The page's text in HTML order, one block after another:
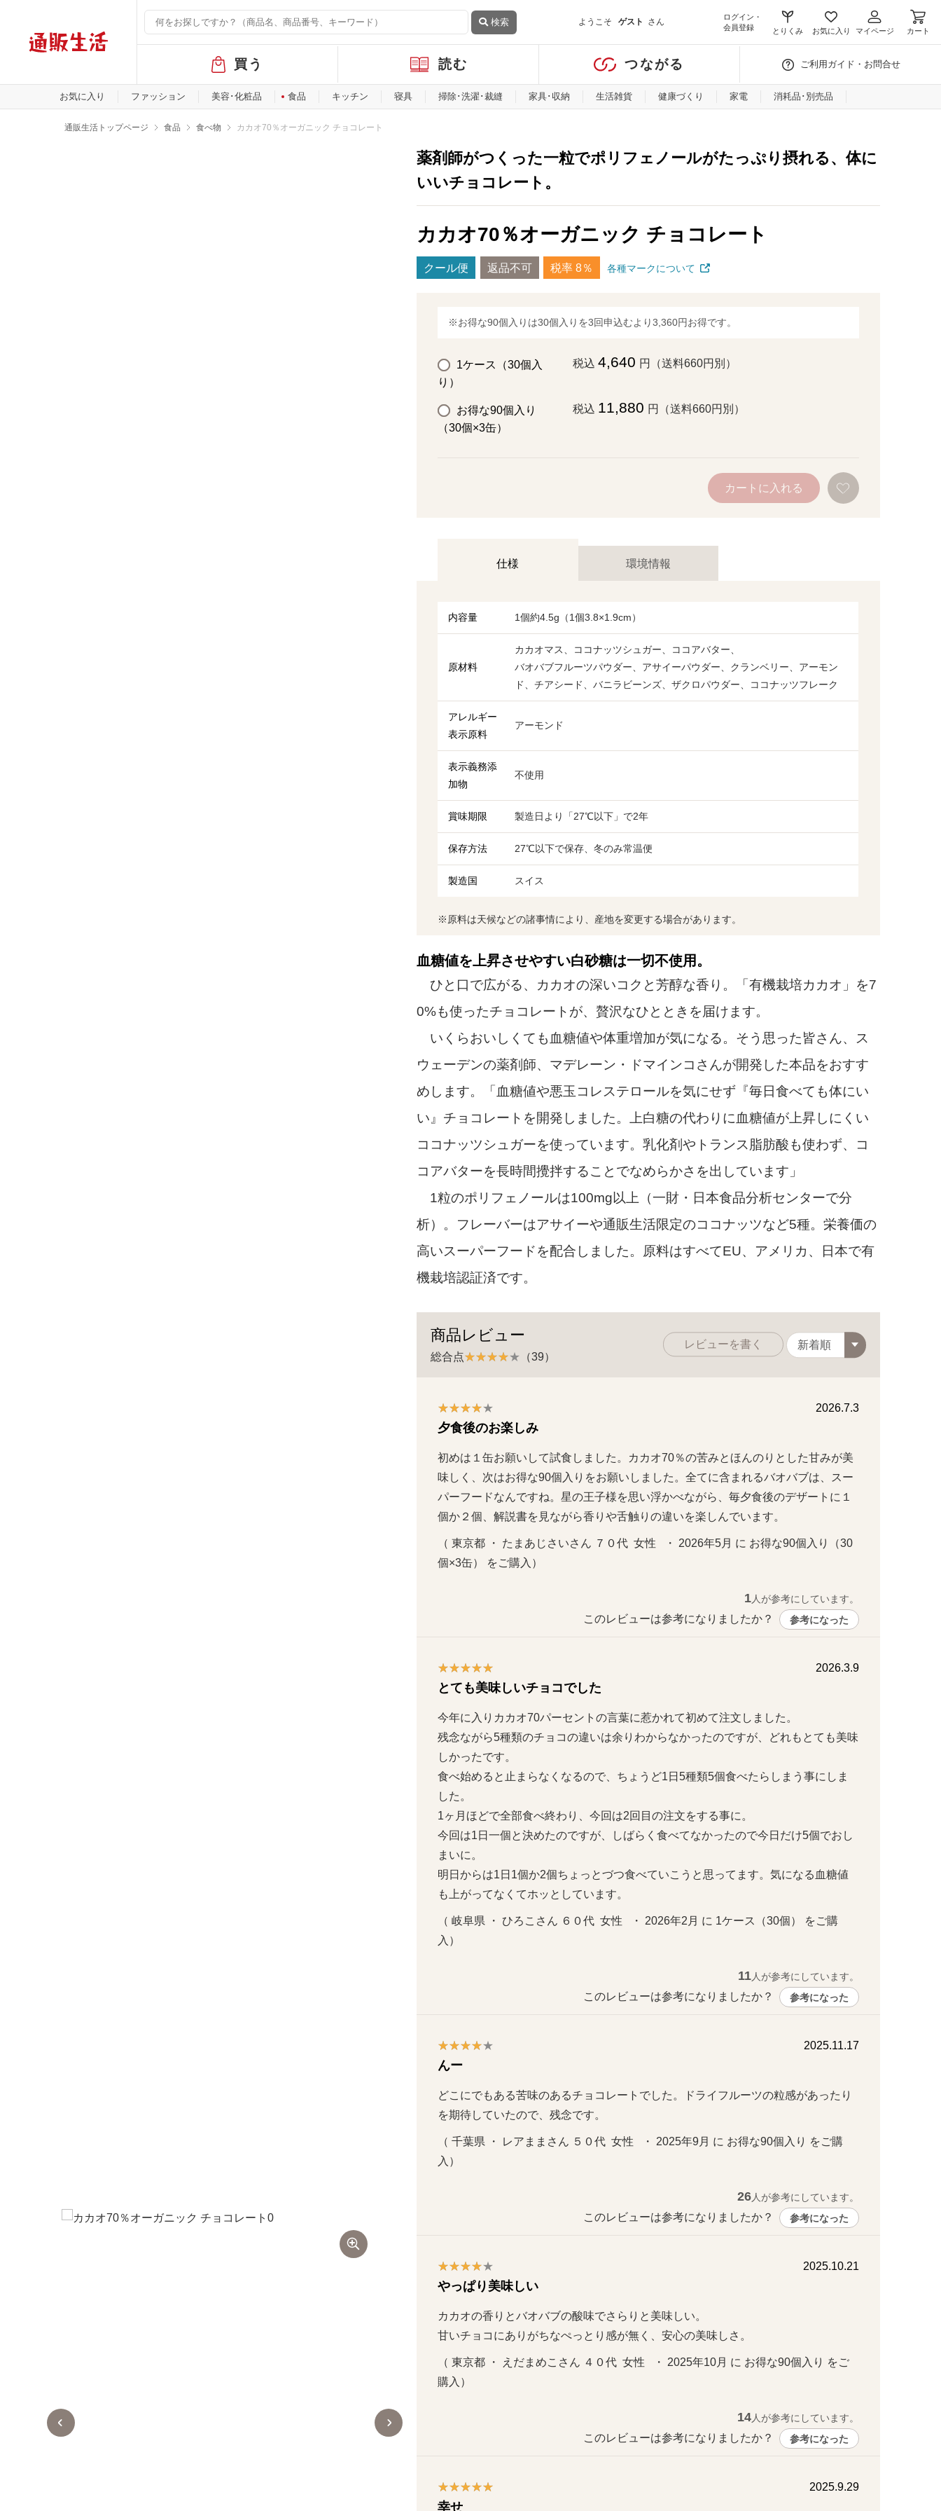
検索 ようこそ ゲスト さん
ログイン・
会員登録
とりくみ お気に入り マイページ カート
バ
ル
メ
買う 読む つながる ご利用ガイド・お問合せ
お気に入り ファッション 美容･化粧品 食品 キッチン 寝具 掃除･洗濯･裁縫 家具･収納 生活雑貨 健康づくり 家電 消耗品･別売品
通販生活トップページ 食品 食べ物 カカオ70％オーガニック チョコレート
薬剤師がつくった一粒でポリフェノールがたっぷり摂れる、体に
いいチョコレート。
カカオ70％オーガニック チョコレート
クール便 返品不可 税率 8％ 各種マークについて
※お得な90個入りは30個入りを3回申込むより3,360円お得です。
1ケース（30個入
り）
税込 4,640 円（送料660円別）
お得な90個入り
（30個×3缶）
税込 11,880 円（送料660円別）
カートに入れる
仕様 環境情報
内容量 1個約4.5g（1個3.8×1.9cm）
原材料
カカオマス、ココナッツシュガー、ココアバター、
バオバブフルーツパウダー、アサイーパウダー、クランベリー、アーモン
ド、チアシード、バニラビーンズ、ザクロパウダー、ココナッツフレーク
アレルギー
表示原料
アーモンド
表示義務添
加物
不使用
賞味期限 製造日より「27℃以下」で2年
保存方法 27℃以下で保存、冬のみ常温便
製造国 スイス
※原料は天候などの諸事情により、産地を変更する場合があります。
血糖値を上昇させやすい白砂糖は一切不使用。
ひと口で広がる、カカオの深いコクと芳醇な香り。「有機栽培カカオ」を7
0%も使ったチョコレートが、贅沢なひとときを届けます。
いくらおいしくても血糖値や体重増加が気になる。そう思った皆さん、ス
ウェーデンの薬剤師、マデレーン・ドマインコさんが開発した本品をおすす
めします。「血糖値や悪玉コレステロールを気にせず『毎日食べても体にい
い』チョコレートを開発しました。上白糖の代わりに血糖値が上昇しにくい
ココナッツシュガーを使っています。乳化剤やトランス脂肪酸も使わず、コ
コアバターを長時間攪拌することでなめらかさを出しています」
1粒のポリフェノールは100mg以上（一財・日本食品分析センターで分
析）。フレーバーはアサイーや通販生活限定のココナッツなど5種。栄養価の
高いスーパーフードを配合しました。原料はすべてEU、アメリカ、日本で有
機栽培認証済です。
商品レビュー
総合点 （39）
レビューを書く
2026.7.3
夕食後のお楽しみ
初めは１缶お願いして試食しました。カカオ70％の苦みとほんのりとした甘みが美
味しく、次はお得な90個入りをお願いしました。全てに含まれるバオバブは、スー
パーフードなんですね。星の王子様を思い浮かべながら、毎夕食後のデザートに１
個か２個、解説書を見ながら香りや舌触りの違いを楽しんでいます。
（ 東京都 ・ たまあじさいさん ７０代  女性   ・ 2026年5月 に お得な90個入り（30
個×3缶） をご購入）
1人が参考にしています。
このレビューは参考になりましたか？ 参考になった
2026.3.9
とても美味しいチョコでした
今年に入りカカオ70パーセントの言葉に惹かれて初めて注文しました。
残念ながら5種類のチョコの違いは余りわからなかったのですが、どれもとても美味
しかったです。
食べ始めると止まらなくなるので、ちょうど1日5種類5個食べたらしまう事にしま
した。
1ヶ月ほどで全部食べ終わり、今回は2回目の注文をする事に。
今回は1日一個と決めたのですが、しばらく食べてなかったので今日だけ5個でおし
まいに。
明日からは1日1個か2個ちょっとづつ食べていこうと思ってます。気になる血糖値
も上がってなくてホッとしています。
（ 岐阜県 ・ ひろこさん ６０代  女性   ・ 2026年2月 に 1ケース（30個） をご購
入）
11人が参考にしています。
このレビューは参考になりましたか？ 参考になった
2025.11.17
んー
どこにでもある苦味のあるチョコレートでした。ドライフルーツの粒感があったり
を期待していたので、残念です。
（ 千葉県 ・ レアままさん ５０代  女性   ・ 2025年9月 に お得な90個入り をご購
入）
26人が参考にしています。
このレビューは参考になりましたか？ 参考になった
2025.10.21
やっぱり美味しい
カカオの香りとバオバブの酸味でさらりと美味しい。
甘いチョコにありがちなぺっとり感が無く、安心の美味しさ。
（ 東京都 ・ えだまめこさん ４０代  女性   ・ 2025年10月 に お得な90個入り をご
購入）
14人が参考にしています。
このレビューは参考になりましたか？ 参考になった
2025.9.29
幸せ